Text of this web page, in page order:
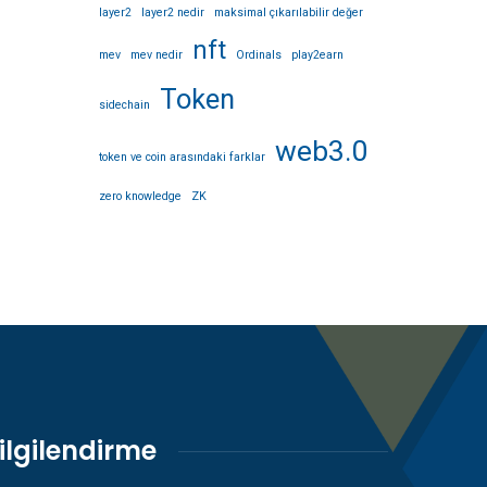
layer2 layer2 nedir maksimal çıkarılabilir değer
mev mev nedir nft Ordinals play2earn
sidechain Token
token ve coin arasındaki farklar web3.0
zero knowledge ZK